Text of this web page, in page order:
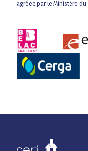
agréée par le Ministère